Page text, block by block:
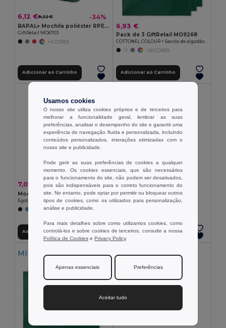
6,12 €9,22 € -34%
BAPAL+ Mochila poliéster RPET 600D
GiftRetail MO6703
+4 CORES
Adicionar ao Carrinho
6,93 €
Pack de 3 GiftRetail MO9268
+20 CORES
Adicionar ao Carrinho
7,09 € 9,40 € -25%
Mochila em 600D
Egotier 92471
+5 CORES
Adicionar ao Carrinho
4,41 €
Mochila em poliéster 600D
Egotier 92667A
Adicionar ao Carrinho
MIN QTY: 5
Usamos cookies
O nosso site utiliza cookies próprios e de terceiros para
melhorar a funcionalidade geral, lembrar as suas
preferências, analisar o desempenho do site e garantir uma
experiência de navegação fluida e personalizada, incluindo
conteúdos personalizados, interações otimizadas com o
nosso site e publicidade.
Pode gerir as suas preferências de cookies a qualquer
momento. Os cookies essenciais, que são necessários
para o funcionamento do site, não podem ser desativados,
pois são indispensáveis para o correto funcionamento do
site. No entanto, pode optar por permitir ou bloquear outros
tipos de cookies, como os utilizados para personalização,
análise e publicidade.
Para mais detalhes sobre como utilizamos cookies, como
controlá-los e sobre cookies de terceiros, consulte a nossa
Política de Cookies e Privacy Policy.
Apenas essenciais Preferências
Aceitar tudo